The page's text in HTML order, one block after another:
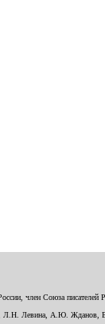
член Союза
Л.Н. Левина, А.Ю.